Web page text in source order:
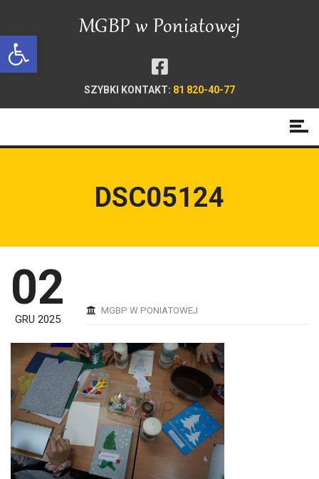
Open toolbar
SZYBKI KONTAKT: 81 820-40-77
DSC05124
02
GRU 2025
MGBP W PONIATOWEJ